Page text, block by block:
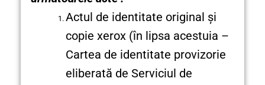
Actul de identitate original şi
copie xerox (în lipsa acestuia –
Cartea de identitate provizorie
eliberată de Serviciul de